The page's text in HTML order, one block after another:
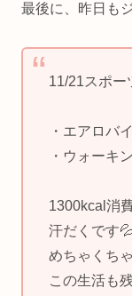
最後に、昨日も
11/21スポー
・エアロバ
・ウォーキ
1300kcal消費
汗だくです💦
めちゃくち
この生活も